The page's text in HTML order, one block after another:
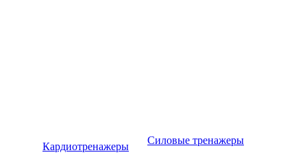
Кардиотренажеры
Силовые тренажеры